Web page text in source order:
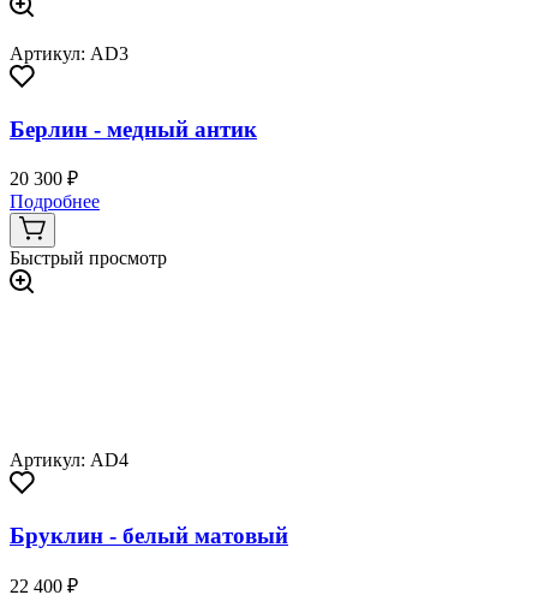
Артикул: AD3
Берлин - медный антик
20 300 ₽
Подробнее
Быстрый просмотр
Артикул: AD4
Бруклин - белый матовый
22 400 ₽